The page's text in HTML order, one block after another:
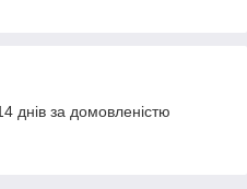
днів за домовленістю